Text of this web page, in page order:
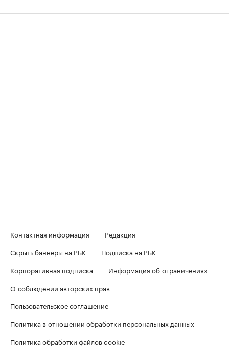
Контактная информация
Редакция
Скрыть баннеры на РБК
Подписка на РБК
Корпоративная подписка
Информация об ограничениях
О соблюдении авторских прав
Пользовательское соглашение
Политика в отношении обработки персональных данных
Политика обработки файлов cookie